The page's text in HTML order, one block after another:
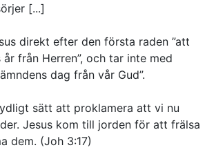
[...]
direkt efter den första raden ”att
från Herren”, och tar inte med
dag från vår Gud”.
sätt att proklamera att vi nu
Jesus kom till jorden för att frälsa
dem. (Joh 3:17)